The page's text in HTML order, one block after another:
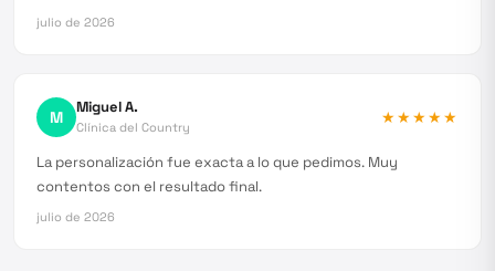
julio de 2026
M Miguel A.
Clínica del Country
★★★★★
La personalización fue exacta a lo que pedimos. Muy
contentos con el resultado final.
julio de 2026